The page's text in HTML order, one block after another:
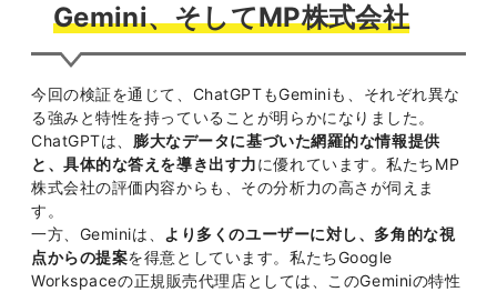
Gemini、そしてMP株式会社
今回の検証を通じて、ChatGPTもGeminiも、それぞれ異な
る強みと特性を持っていることが明らかになりました。
ChatGPTは、 膨大なデータに基づいた網羅的な情報提供
と、具体的な答えを導き出す力に優れています。私たちMP
株式会社の評価内容からも、その分析力の高さが伺えま
す。
一方、Geminiは、
より多くのユーザーに対し、多角的な視
点からの提案を得意としています。私たちGoogle
Workspaceの正規販売代理店としては、このGeminiの特性